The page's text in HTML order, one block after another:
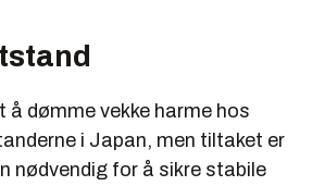
å dømme vekke harme hos
i Japan, men tiltaket er
nødvendig for å sikre stabile